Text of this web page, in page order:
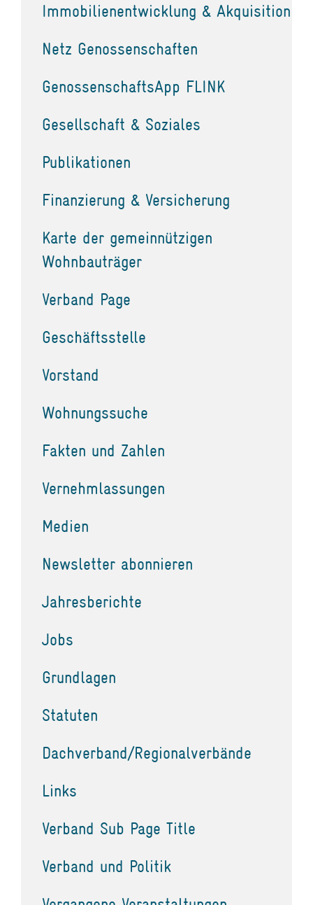
Immobilienentwicklung & Akquisition
Netz Genossenschaften
GenossenschaftsApp FLINK
Gesellschaft & Soziales
Publikationen
Finanzierung & Versicherung
Karte der gemeinnützigen
Wohnbauträger
Verband Page
Geschäftsstelle
Vorstand
Wohnungssuche
Fakten und Zahlen
Vernehmlassungen
Medien
Newsletter abonnieren
Jahresberichte
Jobs
Grundlagen
Statuten
Dachverband/Regionalverbände
Links
Verband Sub Page Title
Verband und Politik